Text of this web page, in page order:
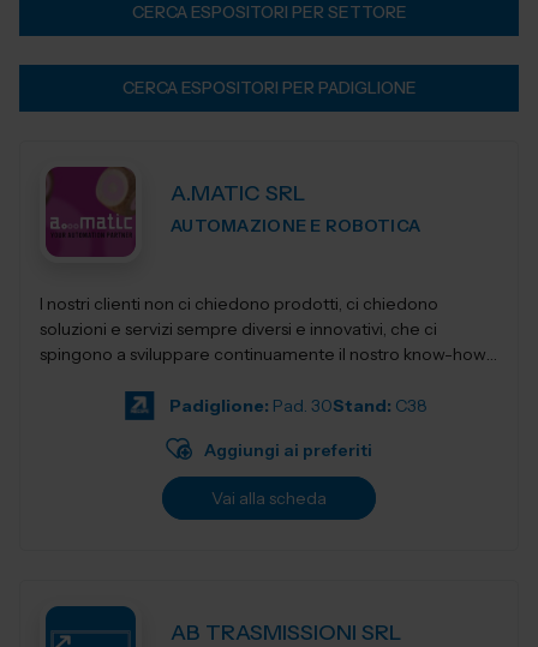
CERCA ESPOSITORI PER SETTORE
CERCA ESPOSITORI PER PADIGLIONE
A.MATIC SRL
AUTOMAZIONE E ROBOTICA
I nostri clienti non ci chiedono prodotti, ci chiedono
soluzioni e servizi sempre diversi e innovativi, che ci
spingono a sviluppare continuamente il nostro know-how,
Padiglione: Pad. 30Stand: C38
Aggiungi ai preferiti
Vai alla scheda
AB TRASMISSIONI SRL